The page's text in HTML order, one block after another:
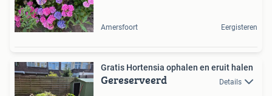
Amersfoort Eergisteren
Gratis Hortensia ophalen en eruit halen
Gereserveerd Details